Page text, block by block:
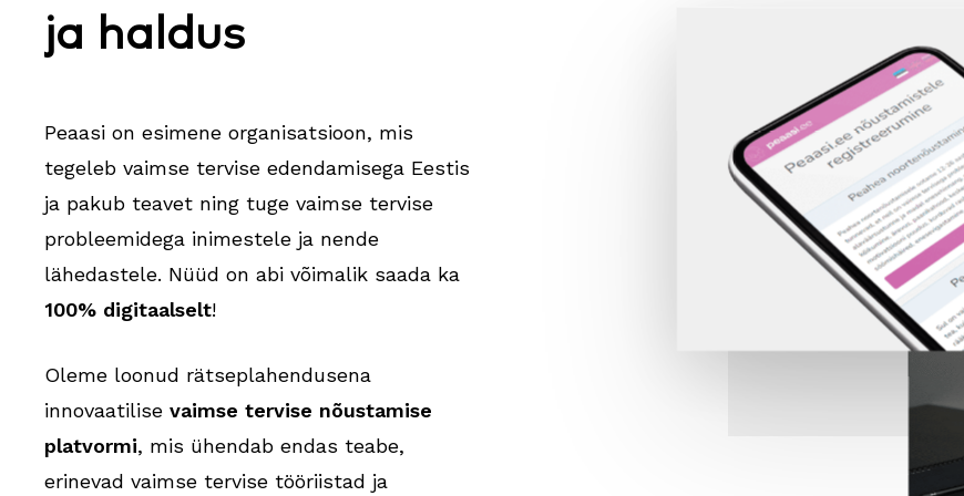
ja haldus
Peaasi on esimene organisatsioon, mis
tegeleb vaimse tervise edendamisega Eestis
ja pakub teavet ning tuge vaimse tervise
probleemidega inimestele ja nende
lähedastele. Nüüd on abi võimalik saada ka
100% digitaalselt!
Oleme loonud rätseplahendusena
innovaatilise vaimse tervise nõustamise
platvormi, mis ühendab endas teabe,
erinevad vaimse tervise tööriistad ja